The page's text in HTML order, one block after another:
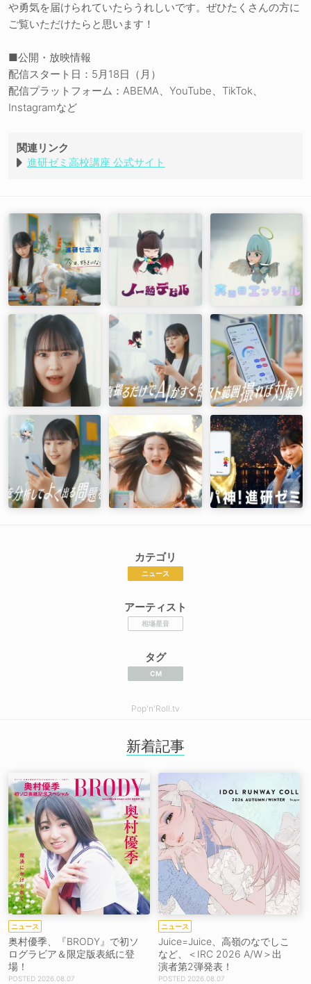
や勇気を届けられていたらうれしいです。ぜひたくさんの方に
ご覧いただけたらと思います！
■公開・放映情報
配信スタート日：5月18日（月）
配信プラットフォーム：ABEMA、YouTube、TikTok、
Instagramなど
関連リンク
進研ゼミ高校講座 公式サイト
カテゴリ
ニュース
アーティスト
相塲星音
タグ
CM
Pop'n'Roll.tv
新着記事
ニュース
奥村優季、『BRODY』で初ソ
ログラビア＆限定版表紙に登
場！
2026.08.07
ニュース
Juice=Juice、高嶺のなでしこ
など、＜IRC 2026 A/W＞出
演者第2弾発表！
2026.08.07